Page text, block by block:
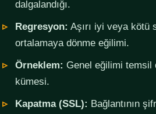
dalgalandığı.
Regresyon: Aşırı iyi veya kötü
ortalamaya dönme eğilimi.
Örneklem: Genel eğilimi temsil
kümesi.
Kapatma (SSL): Bağlantının